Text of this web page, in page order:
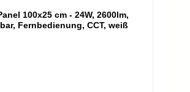
100x25 cm - 24W, 2600lm,
Fernbedienung, CCT, weiß